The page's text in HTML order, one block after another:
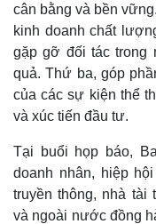
cân bằng và bền
kinh doanh chất
gặp gỡ đối tác trong
quả. Thứ ba, góp
của các sự kiện thể
và xúc tiến đầu tư.
Tại buổi họp báo,
doanh nhân, hiệp
truyền thông, nhà tài
và ngoài nước đồng